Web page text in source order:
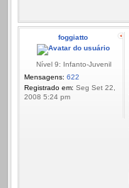
foggiatto
Nível 9: Infanto-Juvenil
Mensagens: 622
Registrado em: Seg Set 22,
2008 5:24 pm